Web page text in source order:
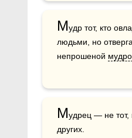
Мудр тот, кто
людьми, но
непрошеной
Мудрец — не тот,
других.